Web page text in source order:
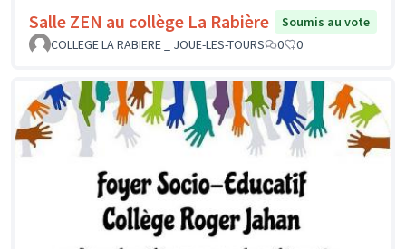
Salle ZEN au collège La Rabière
Soumis au vote
COLLEGE LA RABIERE _ JOUE-LES-TOURS
0 0